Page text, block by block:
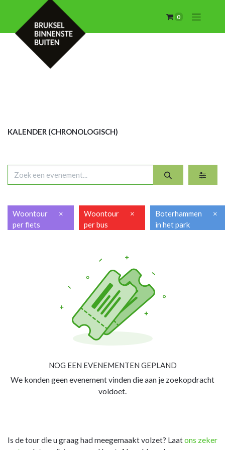
0
KALENDER (CHRONOLOGISCH)
Woontour
per fiets
×
Woontour
per bus
×
Boterhammen
in het park
×
NOG EEN EVENEMENTEN GEPLAND
We konden geen evenement vinden die aan je zoekopdracht
voldoet.
Is de tour die u graag had meegemaakt volzet? Laatons zeker